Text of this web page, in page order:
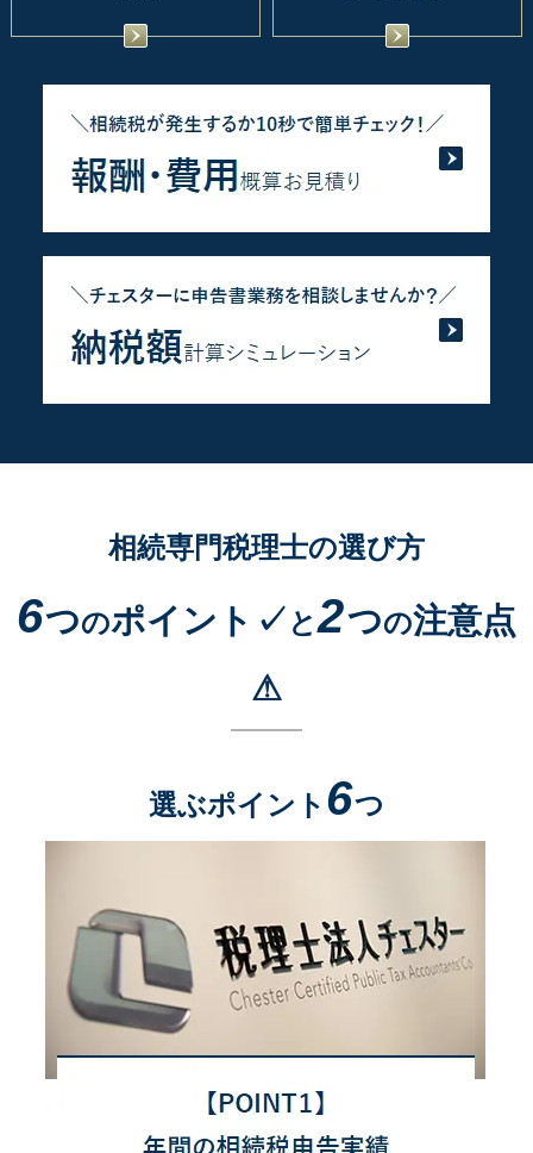
相続専門税理士の選び方
6つのポイント✓ と2つの注意点
⚠
選ぶポイント 6つ